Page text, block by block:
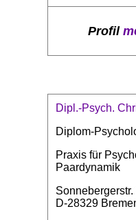
Profil
Dipl.-Psych.
Diplom-
Praxis für
Paardynamik
Sonnebergerstr.
D-28329